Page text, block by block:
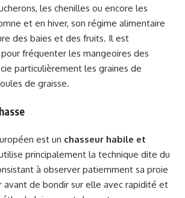
les chenilles ou encore les
et en hiver, son régime alimentaire
des baies et des fruits. Il est
fréquenter les mangeoires des
particulièrement les graines de
de graisse.
est un chasseur habile et
principalement la technique dite du
à observer patiemment sa proie
avant de bondir sur elle avec rapidité et